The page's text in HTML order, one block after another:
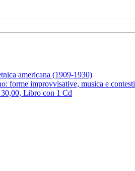
americana (1909-1930)
forme improvvisative, musica e contesti
Libro con 1 Cd